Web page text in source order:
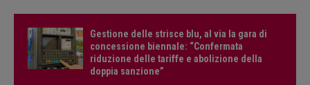
Gestione delle strisce blu, al via la gara di
concessione biennale: “Confermata
riduzione delle tariffe e abolizione della
doppia sanzione”